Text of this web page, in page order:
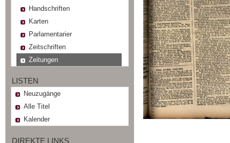
Handschriften
Karten
Parlamentarier
Zeitschriften
Zeitungen
LISTEN
Neuzugänge
Alle Titel
Kalender
DIREKTE LINKS